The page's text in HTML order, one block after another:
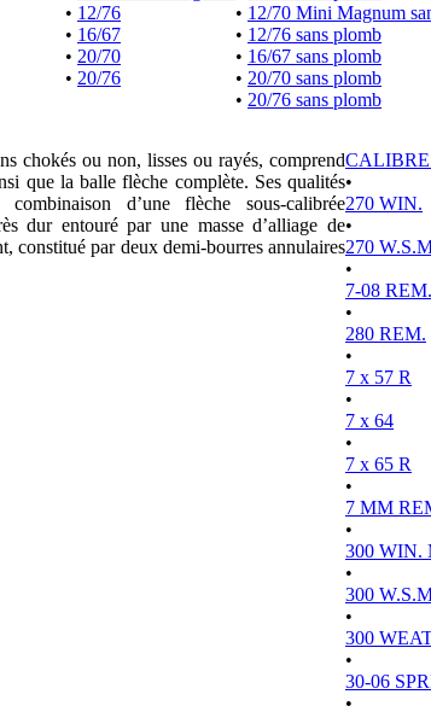
• 12/76
• 16/67
• 20/70
• 20/76
• 12/70 Mini Magnum
• 12/76 sans plomb
• 16/67 sans plomb
• 20/70 sans plomb
• 20/76 sans plomb
chokés ou non, lisses ou rayés, comprend
que la balle flèche complète. Ses qualités
d’une flèche sous-calibrée
dur entouré par une masse d’alliage de
constitué par deux demi-bourres annulaires
•
270 WIN.
•
270
•
7-08 REM.
•
280 REM.
•
7 x 57 R
•
7 x 64
•
7 x 65 R
•
7 MM
•
300 WIN.
•
300
•
300
•
30-06